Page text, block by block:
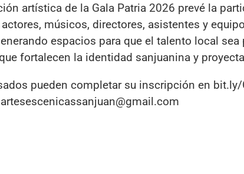
artística de la Gala Patria 2026 prevé la
músicos, directores, asistentes y
espacios para que el talento local
fortalecen la identidad sanjuanina y
pueden completar su inscripción en